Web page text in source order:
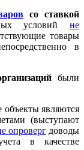
со ставкой
условийне
товары
в
были
объекты являются
(выступают
опровергдоводы
в качестве